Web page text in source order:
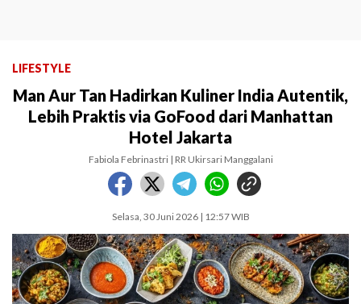
LIFESTYLE
Man Aur Tan Hadirkan Kuliner India Autentik,
Lebih Praktis via GoFood dari Manhattan
Hotel Jakarta
Fabiola Febrinastri | RR Ukirsari Manggalani
Selasa, 30 Juni 2026 | 12:57 WIB